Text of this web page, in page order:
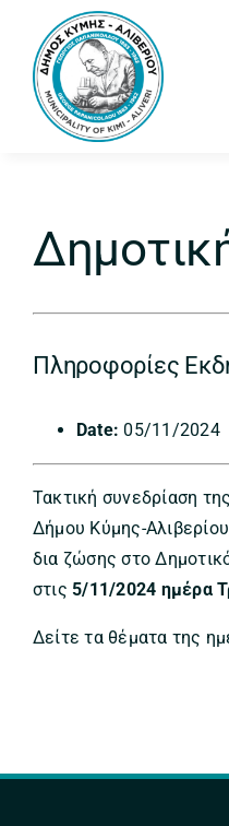
content
Πληροφορίες
Date: 05/11/2024
Τακτική συνεδρίαση
Δήμου Κύμης-
δια ζώσης στο
στις5/11/2024 ημέρα
Δείτε τα θέματα της